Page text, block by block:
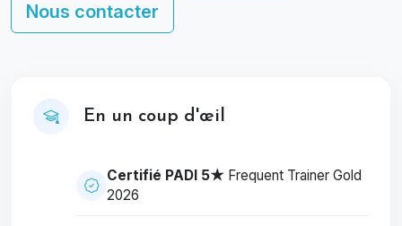
Nous contacter
En un coup d'œil
Certifié PADI 5★ Frequent Trainer Gold
2026